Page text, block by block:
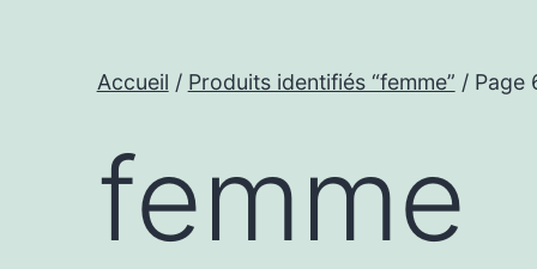
Accueil / Produits identifiés “femme” / Page
femme